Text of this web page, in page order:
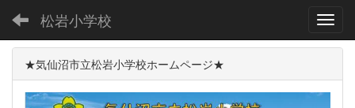
松岩小学校
★気仙沼市立松岩小学校ホームページ★